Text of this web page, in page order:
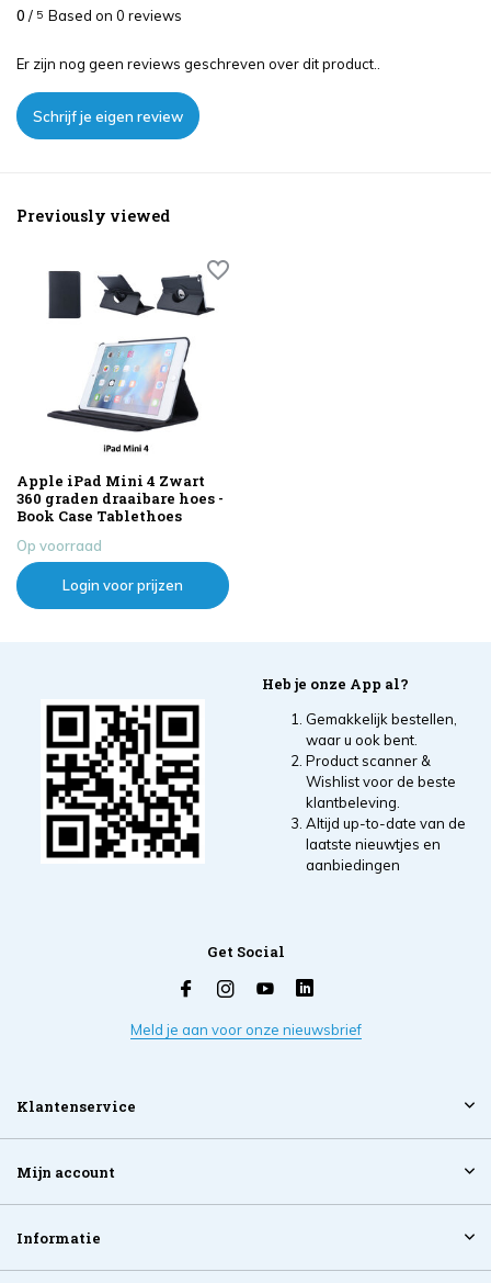
0 / 5 Based on 0 reviews
Er zijn nog geen reviews geschreven over dit product..
Schrijf je eigen review
Previously viewed
Apple iPad Mini 4 Zwart
360 graden draaibare hoes -
Book Case Tablethoes
Op voorraad
Login voor prijzen
Heb je onze App al?
Gemakkelijk bestellen,
waar u ook bent.
Product scanner &
Wishlist voor de beste
klantbeleving.
Altijd up-to-date van de
laatste nieuwtjes en
aanbiedingen
Get Social
Meld je aan voor onze nieuwsbrief
Klantenservice
Mijn account
Informatie